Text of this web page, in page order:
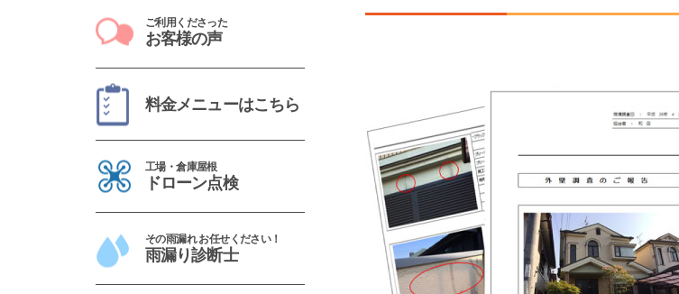
ご利用くださった
お客様の声
料金メニューはこちら
工場・倉庫屋根
ドローン点検
その雨漏れ お任せください！
雨漏り診断士